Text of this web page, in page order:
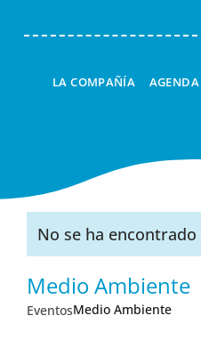
LA COMPAÑÍA AGENDA
Aviso
No se ha
Medio Ambiente
EventosMedio Ambiente